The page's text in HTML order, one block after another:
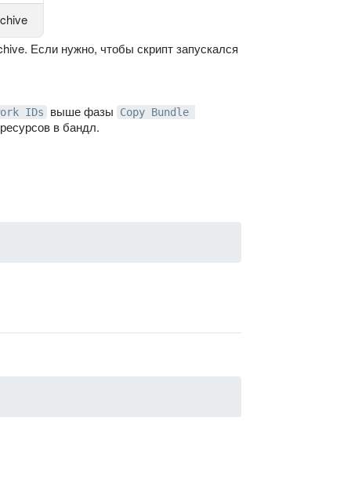
Если нужно, чтобы скрипт запускался
IDs выше фазы
Copy Bundle
в бандл.